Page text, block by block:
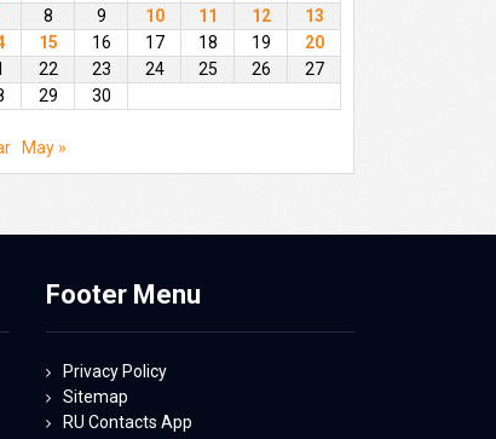
8 9 10 11 12
13
15 16 17 18 19
20
22 23 24 25 26
27
29 30
May »
Footer Menu
Privacy Policy
Sitemap
RU Contacts App